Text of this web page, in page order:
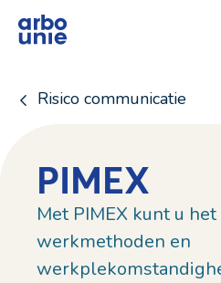
Risico communicatie
PIMEX
Met PIMEX kunt u
werkmethoden en